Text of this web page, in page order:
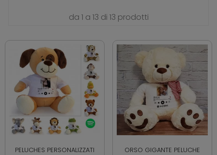
da 1 a 13 di 13 prodotti
PELUCHES PERSONALIZZATI
ORSO GIGANTE PELUCHE